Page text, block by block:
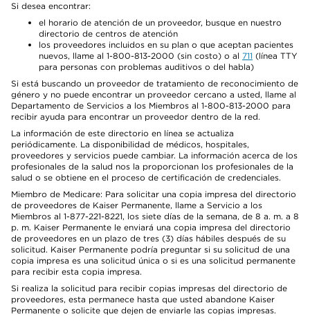
Si desea encontrar:
el horario de atención de un proveedor, busque en nuestro
directorio de centros de atención
los proveedores incluidos en su plan o que aceptan pacientes
nuevos, llame al 1-800-813-2000 (sin costo) o al 711 (línea TTY
para personas con problemas auditivos o del habla)
Si está buscando un proveedor de tratamiento de reconocimiento de
género y no puede encontrar un proveedor cercano a usted, llame al
Departamento de Servicios a los Miembros al 1-800-813-2000 para
recibir ayuda para encontrar un proveedor dentro de la red.
La información de este directorio en línea se actualiza
periódicamente. La disponibilidad de médicos, hospitales,
proveedores y servicios puede cambiar. La información acerca de los
profesionales de la salud nos la proporcionan los profesionales de la
salud o se obtiene en el proceso de certificación de credenciales.
Miembro de Medicare: Para solicitar una copia impresa del directorio
de proveedores de Kaiser Permanente, llame a Servicio a los
Miembros al 1-877-221-8221, los siete días de la semana, de 8 a. m. a 8
p. m. Kaiser Permanente le enviará una copia impresa del directorio
de proveedores en un plazo de tres (3) días hábiles después de su
solicitud. Kaiser Permanente podría preguntar si su solicitud de una
copia impresa es una solicitud única o si es una solicitud permanente
para recibir esta copia impresa.
Si realiza la solicitud para recibir copias impresas del directorio de
proveedores, esta permanece hasta que usted abandone Kaiser
Permanente o solicite que dejen de enviarle las copias impresas.